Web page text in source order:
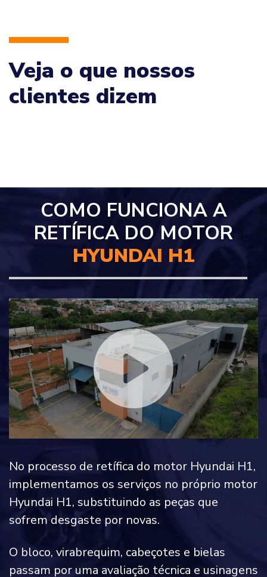
Veja o que nossos
clientes dizem
COMO FUNCIONA A
RETÍFICA DO MOTOR
HYUNDAI H1
No processo de retífica do motor Hyundai H1,
implementamos os serviços no próprio motor
Hyundai H1, substituindo as peças que
sofrem desgaste por novas.
O bloco, virabrequim, cabeçotes e bielas
passam por uma avaliação técnica e usinagens